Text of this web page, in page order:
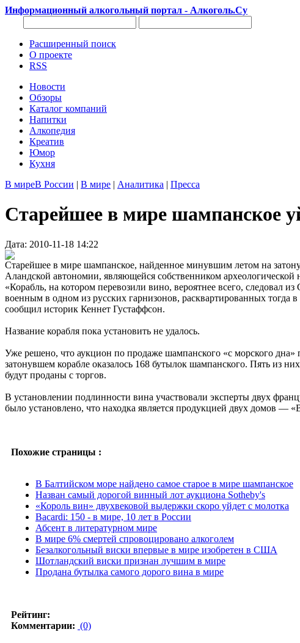
Информационный алкогольный портал - Алкоголь.Су
Расширенный поиск
О проекте
RSS
Новости
Обзоры
Каталог компаний
Напитки
Алкопедия
Креатив
Юмор
Кухня
В миреВ России | В мире | Аналитика | Пресса
Старейшее в мире шампанское
Дата: 2010-11-18 14:22
Старейшее в мире шампанское, найденное минувшим летом на
Аландской автономии, являющейся собственником
«Корабль, на котором перевозили вино, вероятнее всего, следовал
военным в одном из русских гарнизонов, расквартированных тогда
сообщил историк Кеннет Густаффсон.
Название корабля пока установить не удалось.
Уже решено, что аукцион по продаже шампанского «с морского дна»
затонувшем корабле оказалось 168 бутылок шампанского. Пять из
будут проданы с торгов.
В установлении подлинности вина участвовали эксперты двух
было установлено, что находка является продукцией двух домов —
Похожие страницы :
В Балтийском море найдено самое старое в мире шампанское
Назван самый дорогой винный лот аукциона Sotheby's
«Король вин» двухвековой выдержки скоро уйдет с молотка
Bacardi: 150 - в мире, 10 лет в России
Абсент в литературном мире
В мире 6% смертей спровоцировано алкоголем
Безалкогольный виски впервые в мире изобретен в США
Шотландский виски признан лучшим в мире
Продана бутылка самого дорого вина в мире
Рейтинг:
Комментарии: (0)